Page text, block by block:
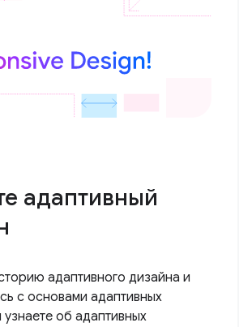
адаптивный
адаптивного дизайна и
с основами адаптивных
об адаптивных